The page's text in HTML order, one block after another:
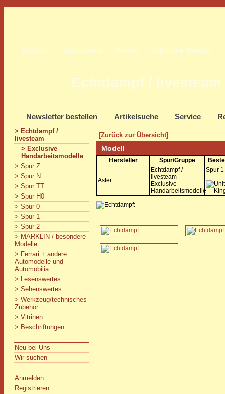
Startseite Unternehmen Kontakt Allgemeine Hinweise
Echtdampf /
Newsletter bestellen Artikelsuche Service
> Echtdampf /
livesteam
> Exclusive
Handarbeitsmodelle
> Spur Z
> Spur N
> Spur TT
> Spur H0
> Spur 0
> Spur 1
> Spur 2
> MÄRKLIN / besondere
Modelle
> Ferrari + andere
Automodelle und
Automobilia
> Lesenswertes
> Sehenswertes
> Werkzeug/technisches
Zubehör
> Vitrinen
> Beschriftungen
Neu bei Uns
Wir suchen
Anmelden
Registrieren
[Zurück zur Übersicht]
Modell
Hersteller Spur/Gruppe
Aster
Echtdampf /
livesteam
Exclusive
Handarbeitsmodelle
Spur 1